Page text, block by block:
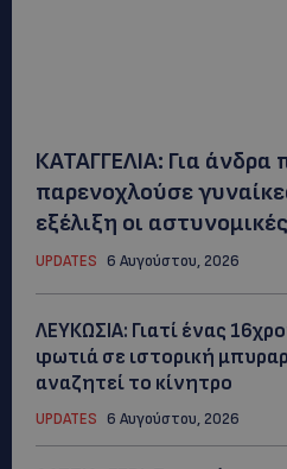
ΚΑΤΑΓΓΕΛΙΑ: Για άνδρα
παρενοχλούσε
εξέλιξη οι
UPDATES 6 Αυγούστου, 2026
ΛΕΥΚΩΣΙΑ: Γιατί ένας
φωτιά σε ιστορική
αναζητεί το κίνητρο
UPDATES 6 Αυγούστου, 2026